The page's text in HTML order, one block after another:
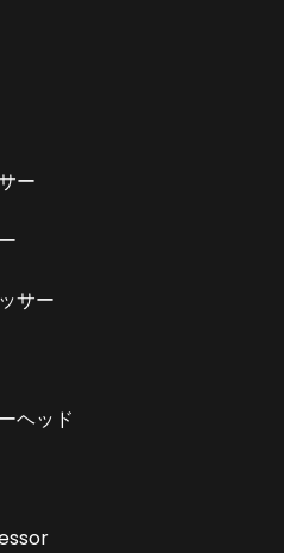
ー
サー
ヘッド